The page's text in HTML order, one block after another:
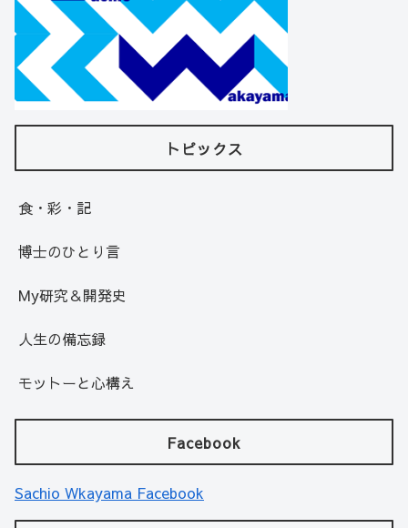
トピックス
食・彩・記
博士のひとり言
My研究＆開発史
人生の備忘録
モットーと心構え
Facebook
Sachio Wkayama Facebook